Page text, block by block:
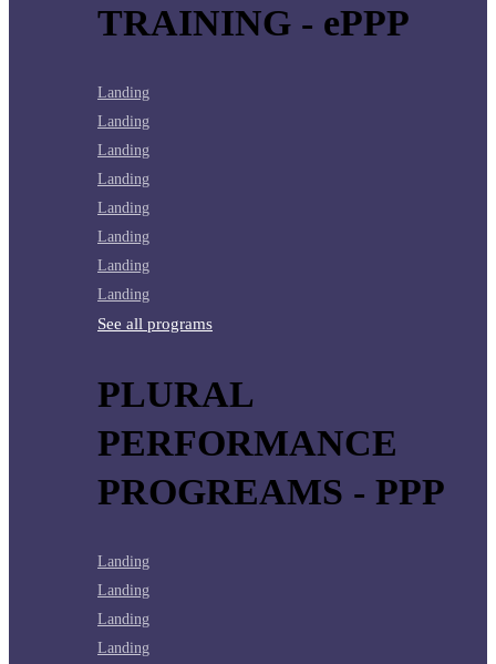
TRAINING - ePPP
Landing
Landing
Landing
Landing
Landing
Landing
Landing
Landing
See all programs
PLURAL
PERFORMANCE
PROGREAMS - PPP
Landing
Landing
Landing
Landing